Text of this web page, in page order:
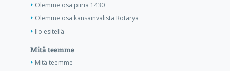
Olemme osa piiriä 1430
Olemme osa kansainvälistä Rotarya
Ilo esitellä
Mitä teemme
Mitä teemme